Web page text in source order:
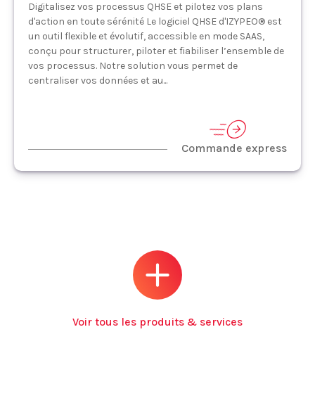
Digitalisez vos processus QHSE et pilotez vos plans
d'action en toute sérénité Le logiciel QHSE d'IZYPEO® est
un outil flexible et évolutif, accessible en mode SAAS,
conçu pour structurer, piloter et fiabiliser l’ensemble de
vos processus. Notre solution vous permet de
centraliser vos données et au...
Commande express
Voir tous les produits & services